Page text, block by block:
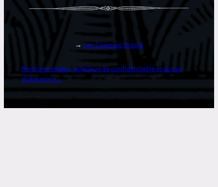
→ Les Cinémas Utopia
Mentions légales, politique de confidentialité et autres
digressions…